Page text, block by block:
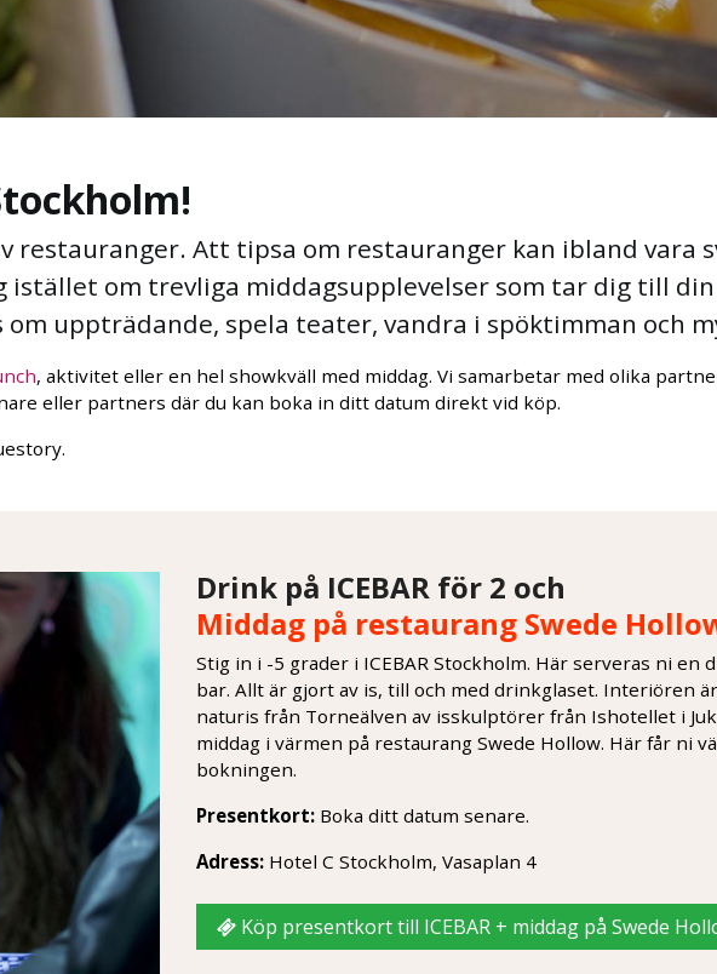
restauranger. Att tipsa om restauranger kan ibland vara
istället om trevliga middagsupplevelser som tar dig till
uppträdande, spela teater, vandra i spöktimman och
, aktivitet eller en hel showkväll med middag. Vi samarbetar med olika
eller partners där du kan boka in ditt datum direkt vid köp.
Drink på ICEBAR för 2 och
Middag på restaurang Swede
Stig in i -5 grader i ICEBAR Stockholm. Här serveras ni en
bar. Allt är gjort av is, till och med drinkglaset. Interiören
naturis från Torneälven av isskulptörer från Ishotellet i
middag i värmen på restaurang Swede Hollow. Här får ni
bokningen.
Presentkort: Boka ditt datum senare.
Adress: Hotel C Stockholm, Vasaplan 4
Köp presentkort till ICEBAR + middag på Swede